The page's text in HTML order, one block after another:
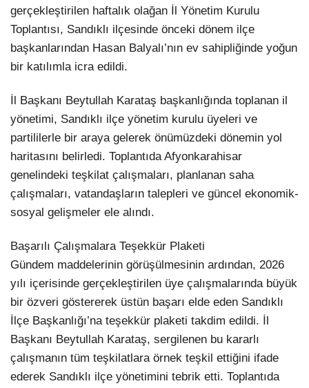
gerçekleştirilen haftalık olağan İl Yönetim Kurulu
Toplantısı, Sandıklı ilçesinde önceki dönem ilçe
başkanlarından Hasan Balyalı’nın ev sahipliğinde yoğun
bir katılımla icra edildi.
İl Başkanı Beytullah Karataş başkanlığında toplanan il
yönetimi, Sandıklı ilçe yönetim kurulu üyeleri ve
partililerle bir araya gelerek önümüzdeki dönemin yol
haritasını belirledi. Toplantıda Afyonkarahisar
genelindeki teşkilat çalışmaları, planlanan saha
çalışmaları, vatandaşların talepleri ve güncel ekonomik-
sosyal gelişmeler ele alındı.
Başarılı Çalışmalara Teşekkür Plaketi
Gündem maddelerinin görüşülmesinin ardından, 2026
yılı içerisinde gerçekleştirilen üye çalışmalarında büyük
bir özveri göstererek üstün başarı elde eden Sandıklı
İlçe Başkanlığı’na teşekkür plaketi takdim edildi. İl
Başkanı Beytullah Karataş, sergilenen bu kararlı
çalışmanın tüm teşkilatlara örnek teşkil ettiğini ifade
ederek Sandıklı ilçe yönetimini tebrik etti. Toplantıda